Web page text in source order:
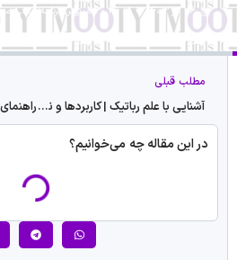
06 آذر 1403 IT و کامپیوتر ,برنامه‌نویسی موبایل
مطلب قبلی
آشنایی با علم رباتیک | کاربردها و نقش آن در دنیای امروز
در این مقاله چه می‌خوانیم؟